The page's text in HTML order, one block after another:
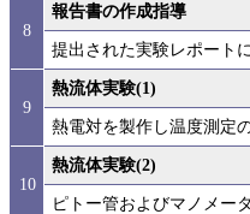
8
報告書の作成指導
提出された実験レポート
9
熱流体実験(1)
熱電対を製作し温度測定
10
熱流体実験(2)
ピトー管およびマノメー